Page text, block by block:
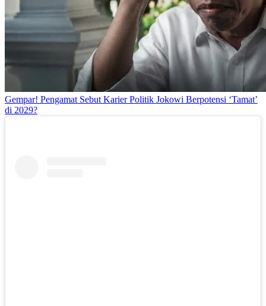
Gempar! Pengamat Sebut Karier Politik Jokowi Berpotensi ‘Tamat’
di 2029?